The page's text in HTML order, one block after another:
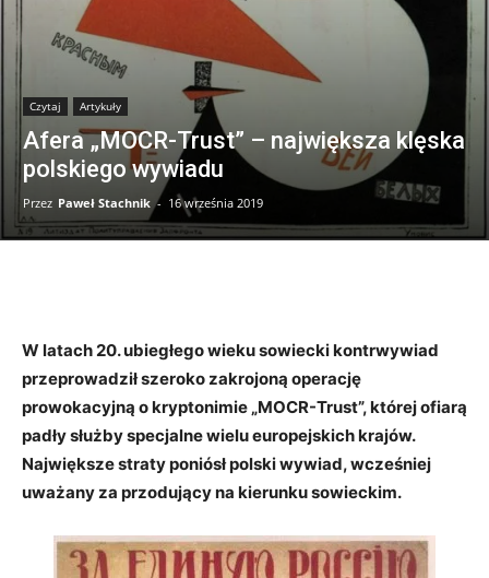
Czytaj Artykuły
Afera „MOCR-Trust” – największa klęska
polskiego wywiadu
Przez Paweł Stachnik - 16 września 2019
W latach 20. ubiegłego wieku sowiecki kontrwywiad
przeprowadził szeroko zakrojoną operację
prowokacyjną okryptonimie „MOCR-Trust”, której ofiarą
padły służby specjalne wielu europejskich krajów.
Największe straty poniósł polski wywiad, wcześniej
uważany za przodujący na kierunku sowieckim.